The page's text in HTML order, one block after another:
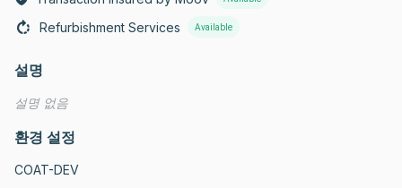
Refurbishment Services Available
설명
설명 없음
환경 설정
COAT-DEV